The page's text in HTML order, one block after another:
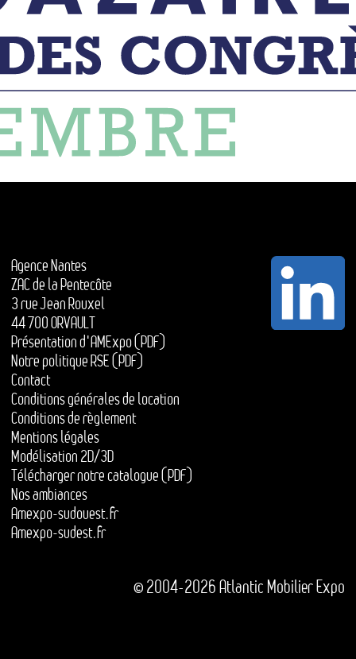
Agence Nantes
ZAC de la Pentecôte
3 rue Jean Rouxel
44 700 ORVAULT
Présentation d'AMExpo (PDF)
Notre politique RSE (PDF)
Contact
Conditions générales de location
Conditions de règlement
Mentions légales
Modélisation 2D/3D
Télécharger notre catalogue (PDF)
Nos ambiances
Amexpo-sudouest.fr
Amexpo-sudest.fr
© 2004-2026 Atlantic Mobilier Expo